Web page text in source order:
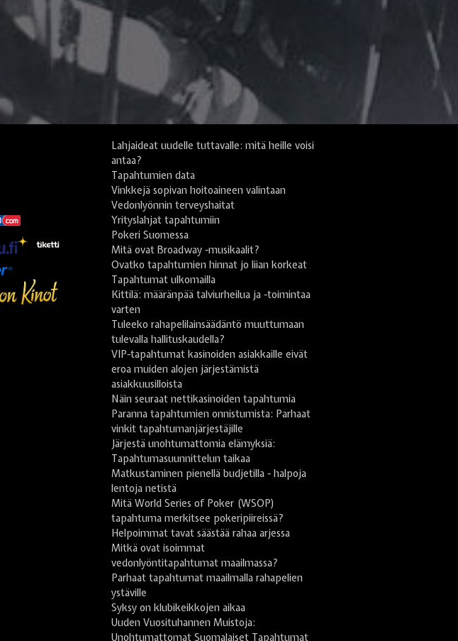
Lahjaideat uudelle tuttavalle: mitä heille voisi
antaa?
Tapahtumien data
Vinkkejä sopivan hoitoaineen valintaan
Vedonlyönnin terveyshaitat
Yrityslahjat tapahtumiin
Pokeri Suomessa
Mitä ovat Broadway -musikaalit?
Ovatko tapahtumien hinnat jo liian korkeat
Tapahtumat ulkomailla
Kittilä: määränpää talviurheilua ja -toimintaa
varten
Tuleeko rahapelilainsäädäntö muuttumaan
tulevalla hallituskaudella?
VIP-tapahtumat kasinoiden asiakkaille eivät
eroa muiden alojen järjestämistä
asiakkuusilloista
Näin seuraat nettikasinoiden tapahtumia
Paranna tapahtumien onnistumista: Parhaat
vinkit tapahtumanjärjestäjille
Järjestä unohtumattomia elämyksiä:
Tapahtumasuunnittelun taikaa
Matkustaminen pienellä budjetilla - halpoja
lentoja netistä
Mitä World Series of Poker (WSOP)
tapahtuma merkitsee pokeripiireissä?
Helpoimmat tavat säästää rahaa arjessa
Mitkä ovat isoimmat
vedonlyöntitapahtumat maailmassa?
Parhaat tapahtumat maailmalla rahapelien
ystäville
Syksy on klubikeikkojen aikaa
Uuden Vuosituhannen Muistoja:
Unohtumattomat Suomalaiset Tapahtumat